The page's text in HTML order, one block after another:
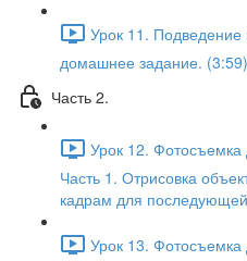
Урок 11. Подведение
домашнее задание. (3:59)
Часть 2.
Урок 12.
Часть 1. Отрисовка
кадрам для
Урок 13.